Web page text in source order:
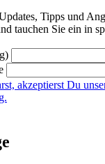
und
Mythen
Tipps und
tauchen Sie ein in
akzeptierst Du